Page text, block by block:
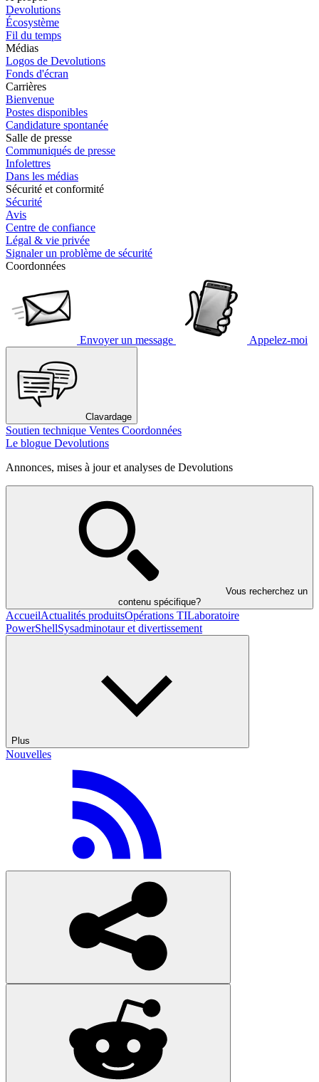
Devolutions
Écosystème
Fil du temps
Médias
Logos de Devolutions
Fonds d'écran
Carrières
Bienvenue
Postes disponibles
Candidature spontanée
Salle de presse
Communiqués de presse
Infolettres
Dans les médias
Sécurité et conformité
Sécurité
Avis
Centre de confiance
Légal & vie privée
Signaler un problème de sécurité
Coordonnées
Envoyer un message Appelez-moi
Clavardage
Soutien technique Ventes Coordonnées
Le blogue Devolutions
Annonces, mises à jour et analyses de Devolutions
Vous recherchez un
contenu spécifique?
AccueilActualités produitsOpérations TILaboratoire
PowerShellSysadminotaur et divertissement
Plus
Nouvelles